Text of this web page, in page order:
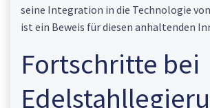
seine Integration in die Technologie
ist ein Beweis für diesen anhaltenden
Fortschritte bei